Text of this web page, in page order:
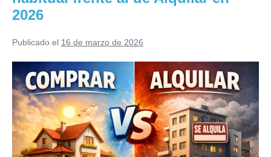
4
Fases
2026
Publicado el 16 de marzo de 2026
Ventajas
de
comprar
tu
vivienda